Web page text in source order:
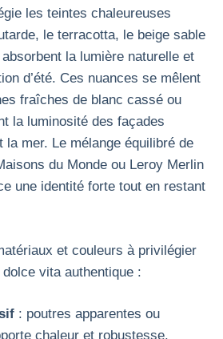
les teintes chaleureuses
le terracotta, le beige sable
la lumière naturelle et
d’été. Ces nuances se mêlent
fraîches de blanc cassé ou
la luminosité des façades
la mer. Le mélange équilibré de
du Monde ou Leroy Merlin
une identité forte tout en restant
et couleurs à privilégier
vita authentique :
: poutres apparentes ou
chaleur et robustesse.